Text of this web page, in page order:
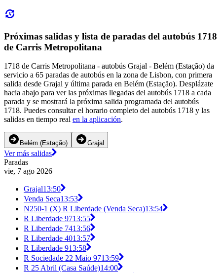
Próximas salidas y lista de paradas del autobús 1718
de Carris Metropolitana
1718 de Carris Metropolitana - autobús Grajal - Belém (Estação) da
servicio a 65 paradas de autobús en la zona de Lisbon, con primera
salida desde Grajal y última parada en Belém (Estação). Desplázate
hacia abajo para ver las próximas llegadas del autobús 1718 a cada
parada y se mostrará la próxima salida programada del autobús
1718. Puedes consultar el horario completo del autobús 1718 y las
salidas en tiempo real en la aplicación.
Belém (Estação) Grajal
Ver más salidas
Paradas
vie, 7 ago 2026
Grajal13:50
Venda Seca13:53
N250-1 (X) R Liberdade (Venda Seca)13:54
R Liberdade 9713:55
R Liberdade 7413:56
R Liberdade 4013:57
R Liberdade 913:58
R Sociedade 22 Maio 9713:59
R 25 Abril (Casa Saúde)14:00